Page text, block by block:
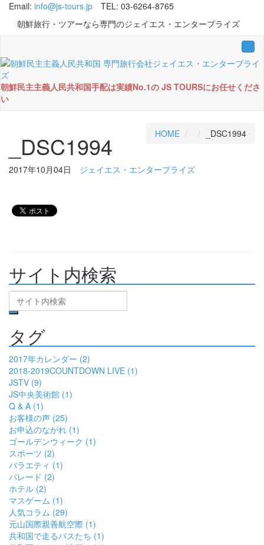
Email: info@js-tours.jp
TEL: 03-6264-8765
朝鮮旅行・ツアーなら専門のジェイエス・エンタープライズ
朝鮮民主主義人民共和国手配は実績No.1の JS TOURSにお任せくださ
い
_DSC1994 HOME _DSC1994
2017年10月04日 ジェイエス・エンタープライズ
サイト内検索
タグ
2017年カレンダー (2)
2018-2019COUNTDOWN LIVE (1)
JSTV (9)
JS中央美術館 (1)
Q & A (1)
お客様の声 (25)
お申込のながれ (1)
ゴールデンウィーク (1)
スポーツ (2)
バラエティ (1)
パレード (2)
ホテル (2)
マスゲーム (1)
人気コラム (29)
元山国際親善航空際 (1)
共和国で走るバスたち (1)